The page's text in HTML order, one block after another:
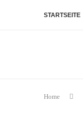
STARTSEITE
Home